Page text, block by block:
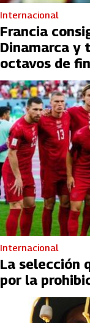
Internacional
Francia
Dinamarca y
octavos de
Internacional
La selección
por la